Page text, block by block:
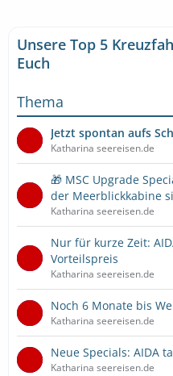
Unsere Top 5
Euch
Thema
Jetzt spontan aufs
Katharina seereisen.de
🎁 MSC Upgrade
der Meerblickkabine
Katharina seereisen.de
Nur für kurze Zeit:
Vorteilspreis
Katharina seereisen.de
Noch 6 Monate bis
Katharina seereisen.de
Neue Specials: AIDA
Katharina seereisen.de